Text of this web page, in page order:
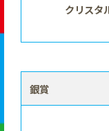
クリスタ
銀賞